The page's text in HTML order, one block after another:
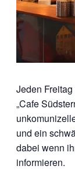
Jeden
„Cafe
und ein
dabei wenn
informieren.